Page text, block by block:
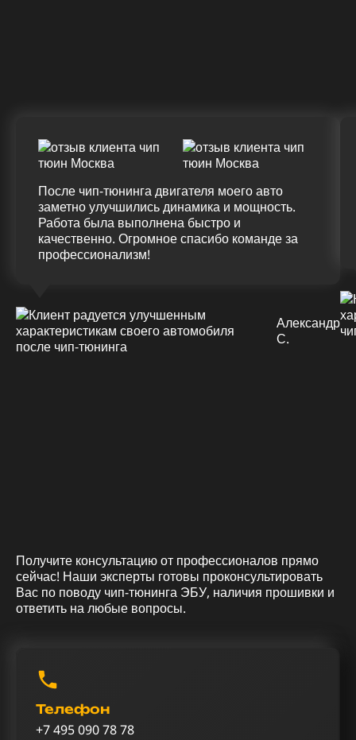
После чип-тюнинга двигателя моего авто
заметно улучшились динамика и мощность.
Работа была выполнена быстро и
качественно. Огромное спасибо команде за
профессионализм!
Александр
С.
Получите консультацию от профессионалов прямо
сейчас! Наши эксперты готовы проконсультировать
Вас по поводу чип-тюнинга ЭБУ, наличия прошивки и
ответить на любые вопросы.
Телефон
+7 495 090 78 78